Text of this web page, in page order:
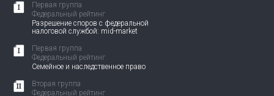
Первая группа
Федеральный рейтинг
Разрешение споров с федеральной
налоговой службой: mid-market
Первая группа
Федеральный рейтинг
Семейное и наследственное право
Вторая группа
Федеральный рейтинг